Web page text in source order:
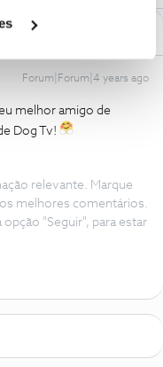
Forum|Forum|4 years ago
melhor amigo de
Dog Tv!
relevante. Marque
melhores comentários.
"Seguir", para estar